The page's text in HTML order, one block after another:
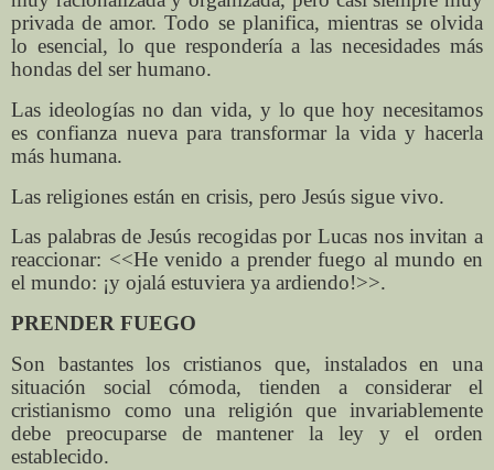
privada de amor. Todo se planifica, mientras se olvida
lo esencial, lo que respondería a las necesidades más
hondas del ser humano.
Las ideologías no dan vida, y lo que hoy necesitamos
es confianza nueva para transformar la vida y hacerla
más humana.
Las religiones están en crisis, pero Jesús sigue vivo.
Las palabras de Jesús recogidas por Lucas nos invitan a
reaccionar: <<He venido a prender fuego al mundo en
el mundo: ¡y ojalá estuviera ya ardiendo!>>.
PRENDER FUEGO
Son bastantes los cristianos que, instalados en una
situación social cómoda, tienden a considerar el
cristianismo como una religión que invariablemente
debe preocuparse de mantener la ley y el orden
establecido.